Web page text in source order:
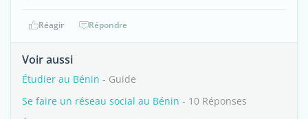
Réagir Répondre
Voir aussi
Étudier au Bénin - Guide
Se faire un réseau social au Bénin - 10 Réponses